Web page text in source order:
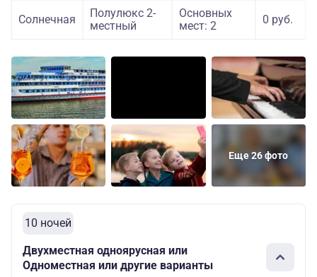
Солнечная
Полулюкс 2-
местный
Основных
мест: 2
0 руб.
Еще 26 фото
10 ночей
Двухместная одноярусная или
Одноместная или другие варианты